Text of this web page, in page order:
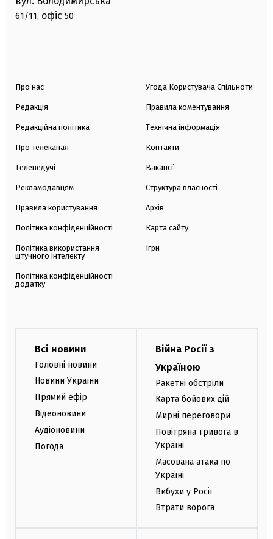
61/11, офіс 50
Про нас
Редакція
Редакційна політика
Про телеканал
Телеведучі
Рекламодавцям
Правила користування
Політика конфіденційності
Політика використання
штучного інтелекту
Політика конфіденційності
додатку
Угода Користувача Спільноти
Правила коментування
Технічна інформація
Контакти
Вакансії
Структура власності
Архів
Карта сайту
Ігри
Всі новини
Головні новини
Новини України
Прямий ефір
Відеоновини
Аудіоновини
Погода
Війна Росії з
Україною
Ракетні обстріли
Карта бойових дій
Мирні переговори
Повітряна тривога в
Україні
Масована атака по
Україні
Вибухи у Росії
Втрати ворога